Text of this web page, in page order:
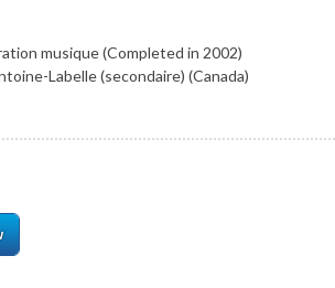
musique (Completed in 2002)
Labelle (secondaire) (Canada)